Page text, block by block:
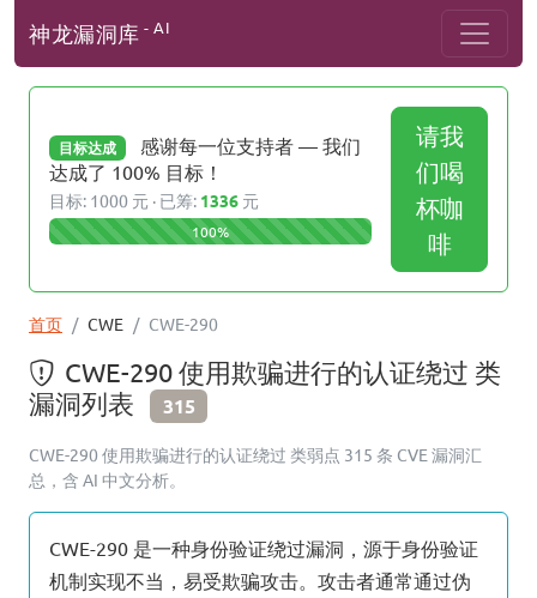
神龙漏洞库 - AI
目标达成
感谢每一位支持者 — 我们
达成了 100% 目标！
目标: 1000 元 · 已筹: 1336 元
100%
请我
们喝
杯咖
啡
首页 CWE CWE-290
CWE-290 使用欺骗进行的认证绕过 类
漏洞列表
315
CWE-290 使用欺骗进行的认证绕过 类弱点 315 条 CVE 漏洞汇
总，含 AI 中文分析。
CWE-290 是一种身份验证绕过漏洞，源于身份验证
机制实现不当，易受欺骗攻击。攻击者通常通过伪